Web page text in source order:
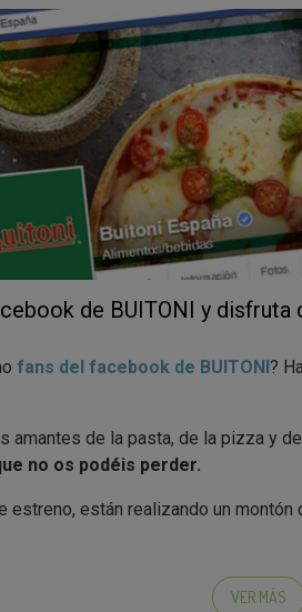
de BUITONI y disfruta
fans del facebook de BUITONI?
amantes de la pasta, de la pizza y
no os podéis perder.
estreno, están realizando un
fans de BUITONI España
VER MÁS